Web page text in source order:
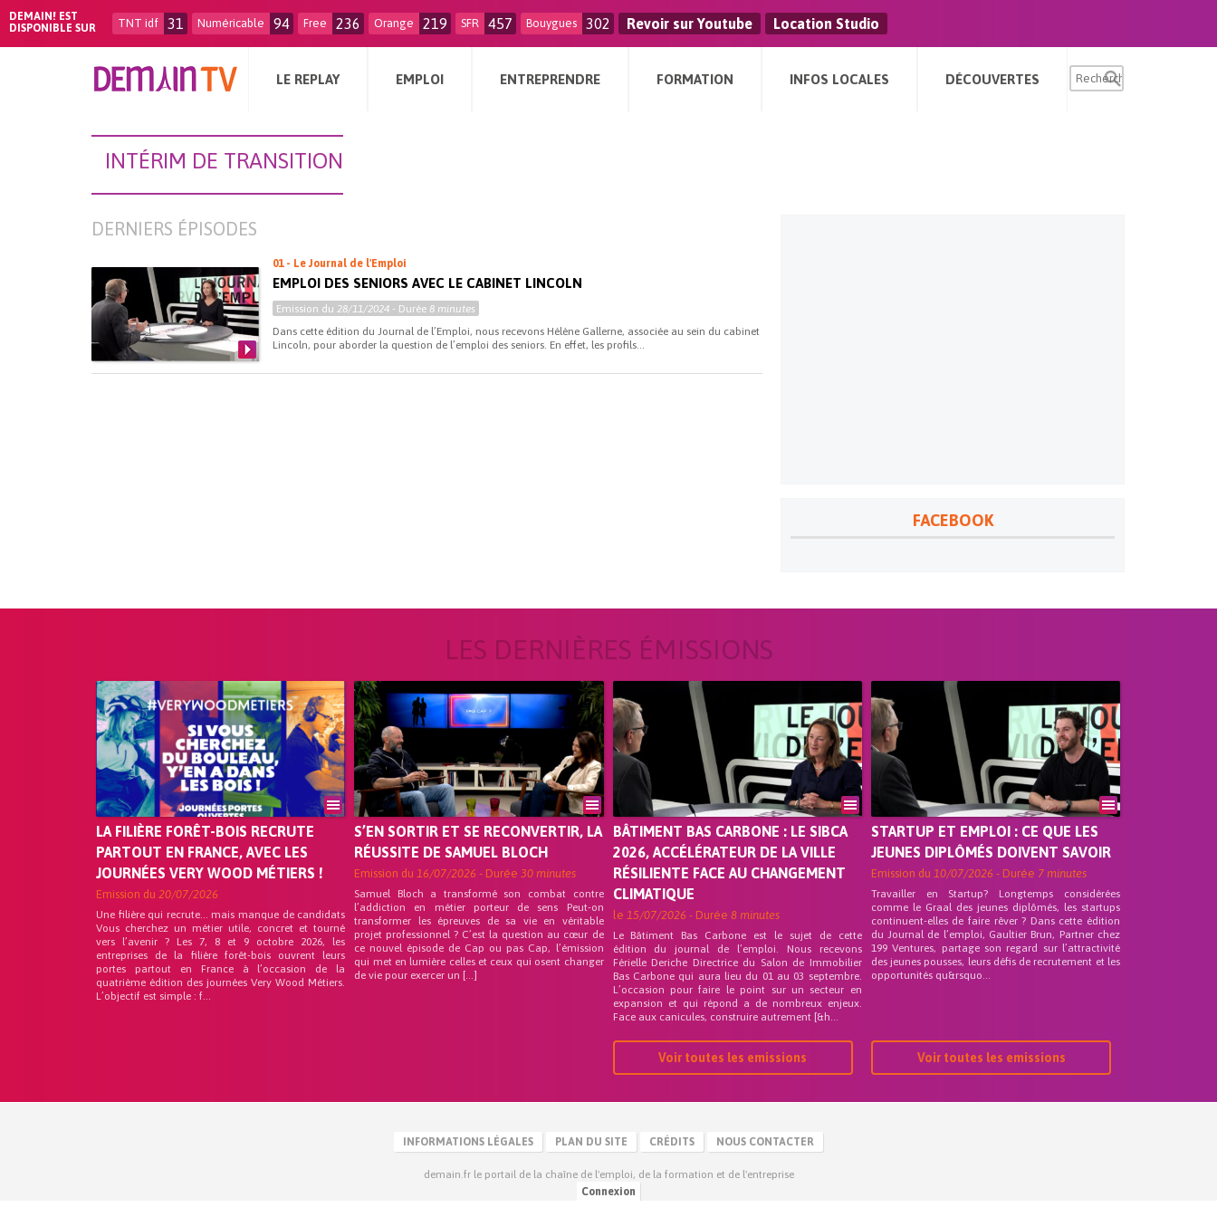
DEMAIN! EST
DISPONIBLE SUR
TNT idf 31 Numéricable 94 Free 236 Orange 219 SFR 457 Bouygues 302 Revoir sur Youtube Location Studio
LE REPLAY EMPLOI ENTREPRENDRE FORMATION INFOS LOCALES DÉCOUVERTES
INTÉRIM DE TRANSITION
DERNIERS ÉPISODES
01 - Le Journal de l'Emploi
EMPLOI DES SENIORS AVEC LE CABINET LINCOLN
Emission du28/11/2024 - Durée 8 minutes
Dans cette édition du Journal de l’Emploi, nous recevons Hélène Gallerne, associée au sein du cabinet
Lincoln, pour aborder la question de l’emploi des seniors. En effet, les profils...
FACEBOOK
LES DERNIÈRES ÉMISSIONS
LA FILIÈRE FORÊT-BOIS RECRUTE
PARTOUT EN FRANCE, AVEC LES
JOURNÉES VERY WOOD MÉTIERS !
Emission du 20/07/2026
Une filière qui recrute… mais manque de candidats
Vous cherchez un métier utile, concret et tourné
vers l’avenir ? Les 7, 8 et 9 octobre 2026, les
entreprises de la filière forêt-bois ouvrent leurs
portes partout en France à l’occasion de la
quatrième édition des journées Very Wood Métiers.
L’objectif est simple : f...
S’EN SORTIR ET SE RECONVERTIR, LA
RÉUSSITE DE SAMUEL BLOCH
Emission du16/07/2026 - Durée30 minutes
Samuel Bloch a transformé son combat contre
l’addiction en métier porteur de sens Peut-on
transformer les épreuves de sa vie en véritable
projet professionnel ? C’est la question au cœur de
ce nouvel épisode de Cap ou pas Cap, l’émission
qui met en lumière celles et ceux qui osent changer
de vie pour exercer un […]
BÂTIMENT BAS CARBONE : LE SIBCA
2026, ACCÉLÉRATEUR DE LA VILLE
RÉSILIENTE FACE AU CHANGEMENT
CLIMATIQUE
le 15/07/2026 - Durée 8 minutes
Le Bâtiment Bas Carbone est le sujet de cette
édition du journal de l’emploi. Nous recevons
Férielle Deriche Directrice du Salon de Immobilier
Bas Carbone qui aura lieu du 01 au 03 septembre.
L’occasion pour faire le point sur un secteur en
expansion et qui répond a de nombreux enjeux.
Face aux canicules, construire autrement [&h...
Voir toutes les emissions
STARTUP ET EMPLOI : CE QUE LES
JEUNES DIPLÔMÉS DOIVENT SAVOIR
Emission du 10/07/2026 - Durée 7 minutes
Travailler en Startup? Longtemps considérées
comme le Graal des jeunes diplômés, les startups
continuent-elles de faire rêver ? Dans cette édition
du Journal de l’emploi, Gaultier Brun, Partner chez
199 Ventures, partage son regard sur l’attractivité
des jeunes pousses, leurs défis de recrutement et les
opportunités qu&rsquo...
Voir toutes les emissions
INFORMATIONS LÉGALES PLAN DU SITE CRÉDITS NOUS CONTACTER
demain.fr le portail de la chaîne de l'emploi, de la formation et de l'entreprise
Connexion